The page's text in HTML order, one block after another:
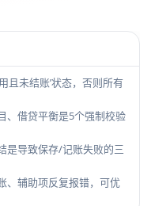
且未结账’状态，否则所有
、借贷平衡是5个强制校验
是导致保存/记账失败的三
、辅助项反复报错，可优